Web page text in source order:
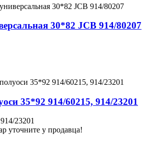
30*82 JCB 914/80207
35*92 914/60215, 914/23201
23201
уточните у продавца!